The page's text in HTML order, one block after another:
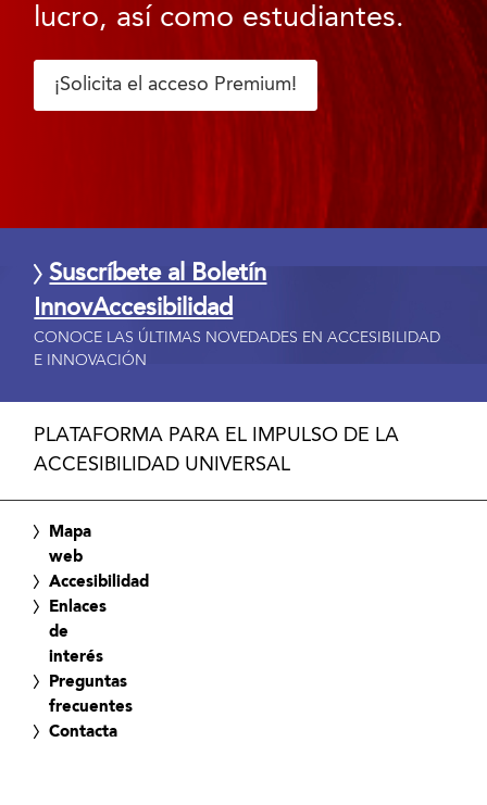
lucro, así como estudiantes.
¡Solicita el acceso Premium!
Suscríbete al Boletín
InnovAccesibilidad
CONOCE LAS ÚLTIMAS NOVEDADES EN ACCESIBILIDAD
E INNOVACIÓN
PLATAFORMA PARA EL IMPULSO DE LA
ACCESIBILIDAD UNIVERSAL
Mapa
web
Accesibilidad
Enlaces
de
interés
Preguntas
frecuentes
Contacta